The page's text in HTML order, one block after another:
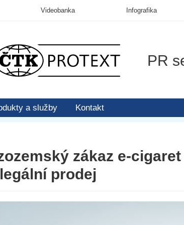
PR
a služby Kontakt
Videobanka Infografika
zákaz e-
prodej